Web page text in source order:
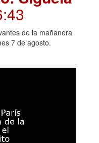
de la mañanera
7 de agosto.